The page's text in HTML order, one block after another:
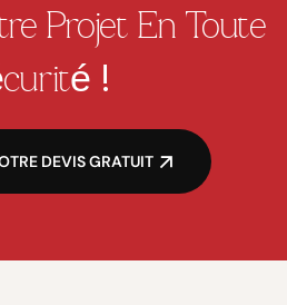
Projet En Toute
!
DEVIS GRATUIT